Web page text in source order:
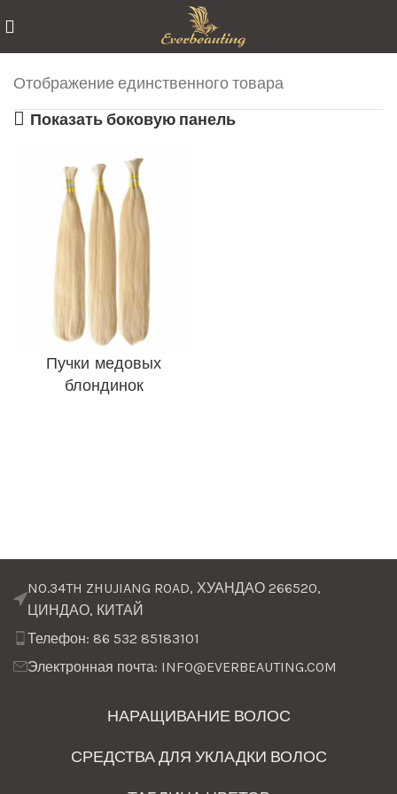
Отображение единственного товара
Показать боковую панель
Пучки медовых
блондинок
NO.34TH ZHUJIANG ROAD, ХУАНДАО 266520,
ЦИНДАО, КИТАЙ
Телефон: 86 532 85183101
Электронная почта: INFO@EVERBEAUTING.COM
НАРАЩИВАНИЕ ВОЛОС
СРЕДСТВА ДЛЯ УКЛАДКИ ВОЛОС